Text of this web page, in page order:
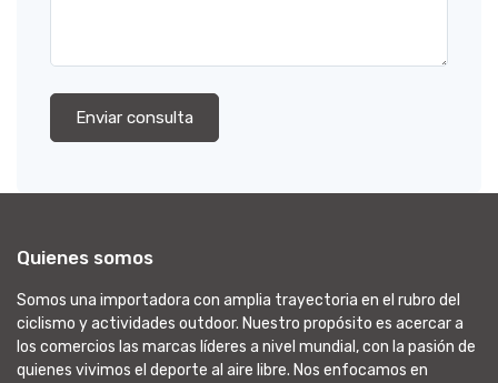
Enviar consulta
Quienes somos
Somos una importadora con amplia trayectoria en el rubro del
ciclismo y actividades outdoor. Nuestro propósito es acercar a
los comercios las marcas líderes a nivel mundial, con la pasión de
quienes vivimos el deporte al aire libre. Nos enfocamos en